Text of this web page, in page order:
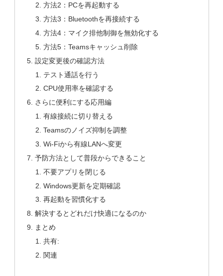
方法2：PCを再起動する
方法3：Bluetoothを再接続する
方法4：マイク排他制御を無効化する
方法5：Teamsキャッシュ削除
設定変更後の確認方法
テスト通話を行う
CPU使用率を確認する
さらに便利にする応用編
有線接続に切り替える
Teamsのノイズ抑制を調整
Wi-Fiから有線LANへ変更
予防方法として普段からできること
不要アプリを閉じる
Windows更新を定期確認
再起動を習慣化する
解決するとどれだけ快適になるのか
まとめ
共有:
関連